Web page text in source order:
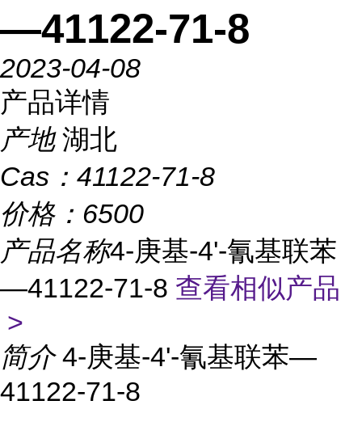
—41122-71-8
2023-04-08
产品详情
产地 湖北
Cas： 41122-71-8
价格： 6500
产品名称4-庚基-4'-氰基联苯
—41122-71-8 查看相似产品
>
简介 4-庚基-4'-氰基联苯—
41122-71-8